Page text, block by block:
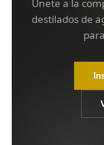
Únete a la
destilados de